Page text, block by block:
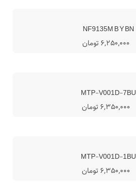
NF9135M B Y BN
6,250,000 تومان
MTP-V001D-7BU
6,350,000 تومان
MTP-V001D-1BU
6,350,000 تومان